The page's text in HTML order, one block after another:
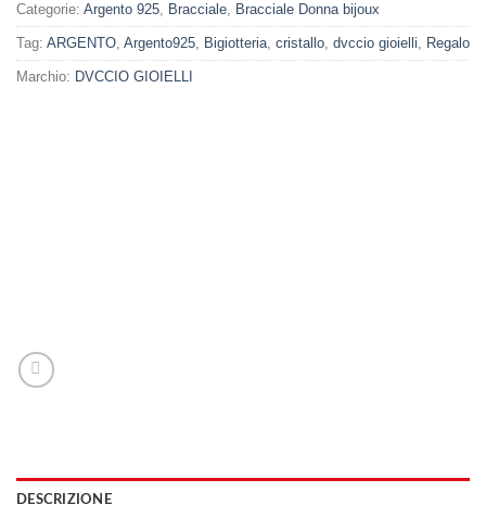
Categorie: Argento 925, Bracciale, Bracciale Donna bijoux
Tag: ARGENTO, Argento925, Bigiotteria, cristallo, dvccio gioielli, Regalo
Marchio: DVCCIO GIOIELLI
DESCRIZIONE